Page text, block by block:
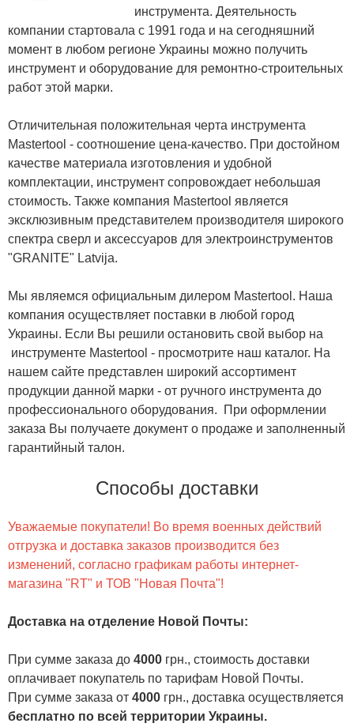
инструмента. Деятельность
компании стартовала с 1991 года и на сегодняшний
момент в любом регионе Украины можно получить
инструмент и оборудование для ремонтно-строительных
работ этой марки.
Отличительная положительная черта инструмента
Mastertool - соотношение цена-качество. При достойном
качестве материала изготовления и удобной
комплектации, инструмент сопровождает небольшая
стоимость. Также компания Mastertool является
эксклюзивным представителем производителя широкого
спектра сверл и аксессуаров для электроинструментов
"GRANITE" Latvija.
Мы являемся официальным дилером Mastertool. Наша
компания осуществляет поставки в любой город
Украины. Если Вы решили остановить свой выбор на
инструменте Mastertool - просмотрите наш каталог. На
нашем сайте представлен широкий ассортимент
продукции данной марки - от ручного инструмента до
профессионального оборудования. При оформлении
заказа Вы получаете документ о продаже и заполненный
гарантийный талон.
Способы доставки
Уважаемые покупатели! Во время военных действий
отгрузка и доставка заказов производится без
изменений, согласно графикам работы интернет-
магазина "RT" и ТОВ "Новая Почта"!
Доставка на отделение Новой Почты:
При сумме заказа до 4000 грн., стоимость доставки
оплачивает покупатель по тарифам Новой Почты.
При сумме заказа от 4000 грн., доставка осуществляется
бесплатно по всей территории Украины.